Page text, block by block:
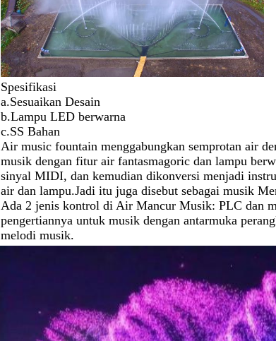
Spesifikasi
a.Sesuaikan Desain
b.Lampu LED berwarna
c.SS Bahan
Air music fountain menggabungkan semprotan air
musik dengan fitur air fantasmagoric dan lampu
sinyal MIDI, dan kemudian dikonversi menjadi
air dan lampu.Jadi itu juga disebut sebagai musik
Ada 2 jenis kontrol di Air Mancur Musik: PLC dan
pengertiannya untuk musik dengan antarmuka
melodi musik.